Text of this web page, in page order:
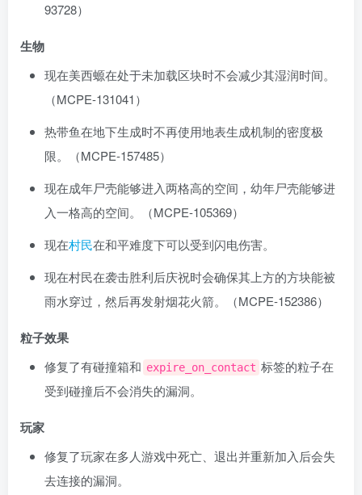
93728）
生物
现在美西螈在处于未加载区块时不会减少其湿润时间。
（MCPE-131041）
热带鱼在地下生成时不再使用地表生成机制的密度极
限。（MCPE-157485）
现在成年尸壳能够进入两格高的空间，幼年尸壳能够进
入一格高的空间。（MCPE-105369）
现在村民在和平难度下可以受到闪电伤害。
现在村民在袭击胜利后庆祝时会确保其上方的方块能被
雨水穿过，然后再发射烟花火箭。（MCPE-152386）
粒子效果
修复了有碰撞箱和 expire_on_contact 标签的粒子在
受到碰撞后不会消失的漏洞。
玩家
修复了玩家在多人游戏中死亡、退出并重新加入后会失
去连接的漏洞。